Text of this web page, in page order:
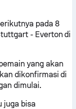
pada 8
- Everton di
yang akan
dikonfirmasi di
dimulai.
juga bisa